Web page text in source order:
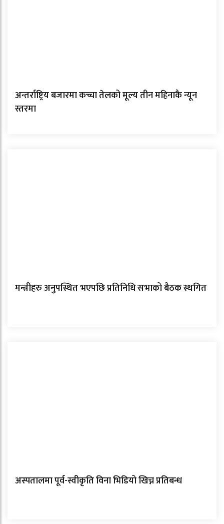
अन्तर्राष्ट्रिय बजारमा कच्चा तेलको मूल्य तीन महिनाकै न्यून
स्तरमा
मन्त्रीहरु अनुपस्थित भएपछि प्रतिनिधि सभाको बैठक स्थगित
अस्पतालमा पूर्व-स्वीकृति विना भिडियो खिच्न प्रतिबन्ध